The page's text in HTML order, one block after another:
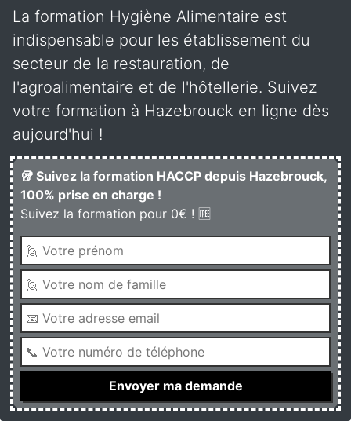
La formation Hygiène Alimentaire est
indispensable pour les établissement du
secteur de la restauration, de
l'agroalimentaire et de l'hôtellerie. Suivez
votre formation à Hazebrouck en ligne dès
aujourd'hui !
🥡 Suivez la formation HACCP depuis Hazebrouck,
100% prise en charge !
Suivez la formation pour 0€ ! 🆓